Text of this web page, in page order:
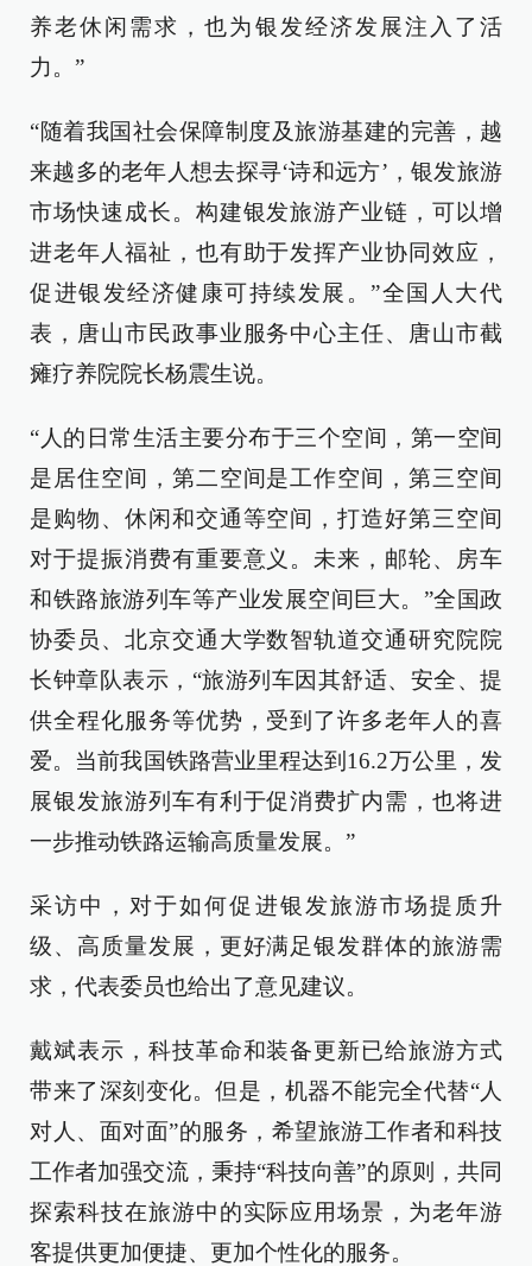
养老休闲需求，也为银发经济发展注入了活
力。”
“随着我国社会保障制度及旅游基建的完善，越
来越多的老年人想去探寻‘诗和远方’，银发旅游
市场快速成长。构建银发旅游产业链，可以增
进老年人福祉，也有助于发挥产业协同效应，
促进银发经济健康可持续发展。”全国人大代
表，唐山市民政事业服务中心主任、唐山市截
瘫疗养院院长杨震生说。
“人的日常生活主要分布于三个空间，第一空间
是居住空间，第二空间是工作空间，第三空间
是购物、休闲和交通等空间，打造好第三空间
对于提振消费有重要意义。未来，邮轮、房车
和铁路旅游列车等产业发展空间巨大。”全国政
协委员、北京交通大学数智轨道交通研究院院
长钟章队表示，“旅游列车因其舒适、安全、提
供全程化服务等优势，受到了许多老年人的喜
爱。当前我国铁路营业里程达到16.2万公里，发
展银发旅游列车有利于促消费扩内需，也将进
一步推动铁路运输高质量发展。”
采访中，对于如何促进银发旅游市场提质升
级、高质量发展，更好满足银发群体的旅游需
求，代表委员也给出了意见建议。
戴斌表示，科技革命和装备更新已给旅游方式
带来了深刻变化。但是，机器不能完全代替“人
对人、面对面”的服务，希望旅游工作者和科技
工作者加强交流，秉持“科技向善”的原则，共同
探索科技在旅游中的实际应用场景，为老年游
客提供更加便捷、更加个性化的服务。